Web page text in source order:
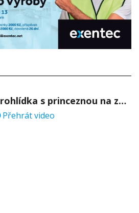
Prohlídka s princeznou na zámku Stekník
Přehrát video